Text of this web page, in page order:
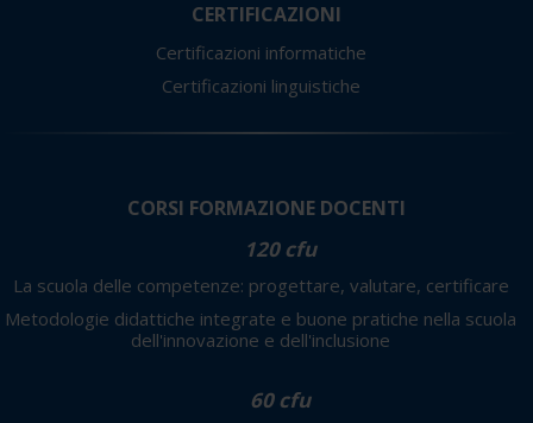
CERTIFICAZIONI
Certificazioni informatiche
Certificazioni linguistiche
CORSI FORMAZIONE DOCENTI
120 cfu
La scuola delle competenze: progettare, valutare, certificare
Metodologie didattiche integrate e buone pratiche nella scuola
dell'innovazione e dell'inclusione
60 cfu